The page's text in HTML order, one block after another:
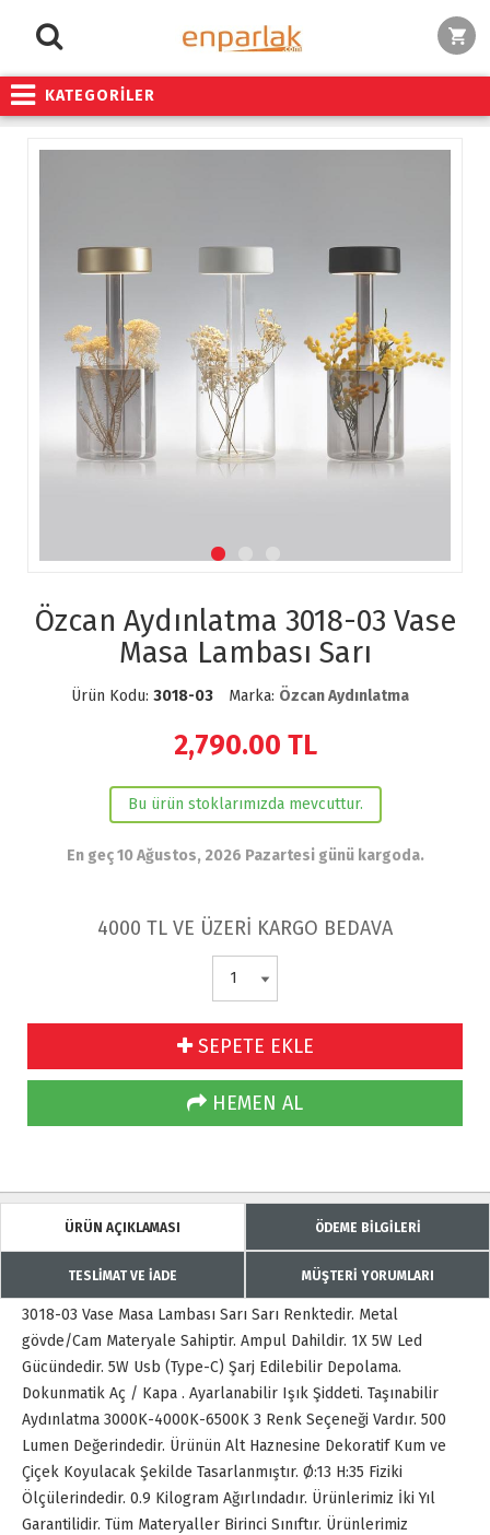
KATEGORİLER
Özcan Aydınlatma 3018-03 Vase
Masa Lambası Sarı
Ürün Kodu: 3018-03 Marka: Özcan Aydınlatma
2,790.00 TL
Bu ürün stoklarımızda mevcuttur.
En geç 10 Ağustos, 2026 Pazartesi günü kargoda.
4000 TL VE ÜZERİ KARGO BEDAVA
SEPETE EKLE
HEMEN AL
ÜRÜN AÇIKLAMASI ÖDEME BİLGİLERİ
TESLİMAT VE İADE MÜŞTERİ YORUMLARI
3018-03 Vase Masa Lambası Sarı Sarı Renktedir. Metal
gövde/Cam Materyale Sahiptir. Ampul Dahildir. 1X 5W Led
Gücündedir. 5W Usb (Type-C) Şarj Edilebilir Depolama.
Dokunmatik Aç / Kapa . Ayarlanabilir Işık Şiddeti. Taşınabilir
Aydınlatma 3000K-4000K-6500K 3 Renk Seçeneği Vardır. 500
Lumen Değerindedir. Ürünün Alt Haznesine Dekoratif Kum ve
Çiçek Koyulacak Şekilde Tasarlanmıştır. Ø:13 H:35 Fiziki
Ölçülerindedir. 0.9 Kilogram Ağırlındadır. Ürünlerimiz İki Yıl
Garantilidir. Tüm Materyaller Birinci Sınıftır. Ürünlerimiz